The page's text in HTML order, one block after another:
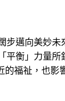
邁向美妙
平衡」力量所
福祉，也影